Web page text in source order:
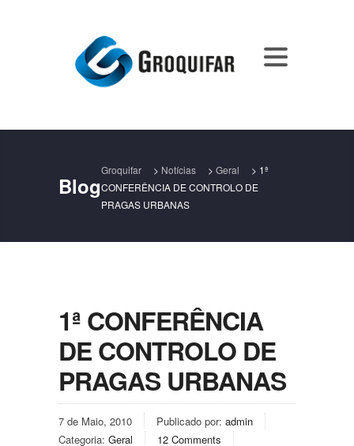
Blog
Groquifar > Notícias > Geral > 1ª
CONFERÊNCIA DE CONTROLO DE
PRAGAS URBANAS
1ª CONFERÊNCIA
DE CONTROLO DE
PRAGAS URBANAS
7 de Maio, 2010 Publicado por: admin
Categoria: Geral 12 Comments